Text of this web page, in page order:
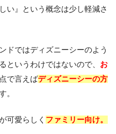
い』という概念は少し軽減さ
ドではディズニーシーのよう
というわけではないので、 お
で言えばディズニーシーの方
。
可愛らしく ファミリー向け。